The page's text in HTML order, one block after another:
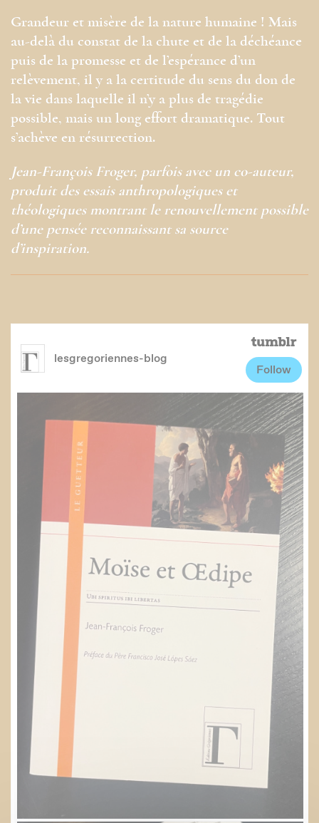
Grandeur et misère de la nature humaine ! Mais
au-delà du constat de la chute et de la déchéance
puis de la promesse et de l’espérance d’un
relèvement, il y a la certitude du sens du don de
la vie dans laquelle il n’y a plus de tragédie
possible, mais un long effort dramatique. Tout
s’achève en résurrection.
Jean-François Froger, parfois avec un co-auteur,
produit des essais anthropologiques et
théologiques montrant le renouvellement possible
d’une pensée reconnaissant sa source
d’inspiration.